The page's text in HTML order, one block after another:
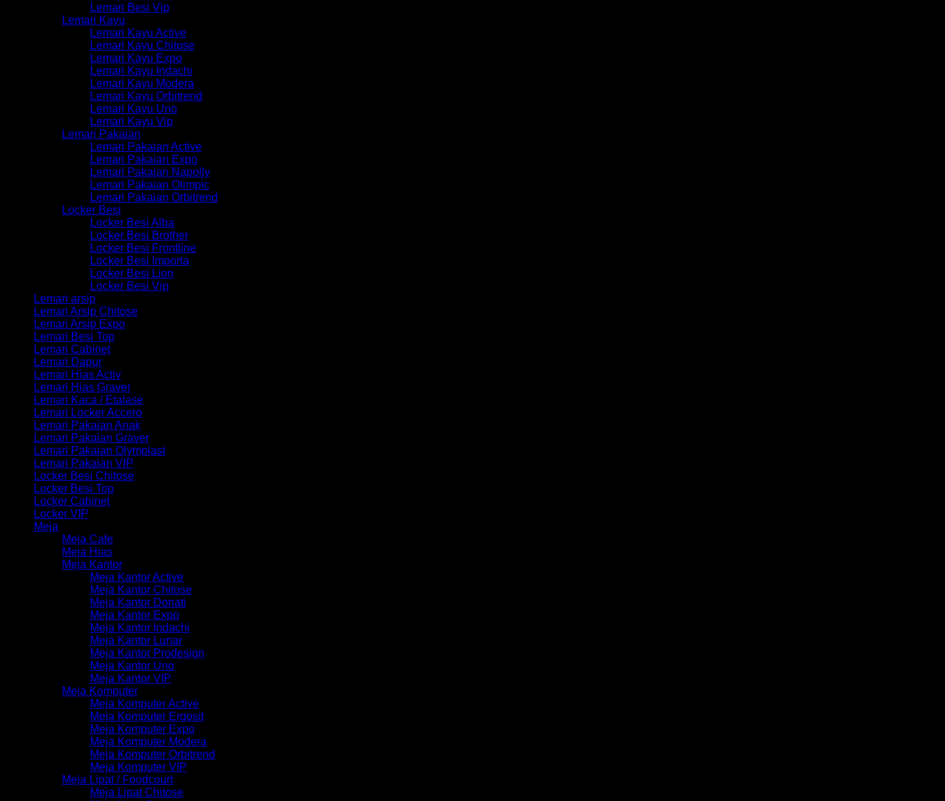
Lemari Besi Vip
Lemari Kayu
Lemari Kayu Active
Lemari Kayu Chitose
Lemari Kayu Expo
Lemari Kayu Indachi
Lemari Kayu Modera
Lemari Kayu Orbitrend
Lemari Kayu Uno
Lemari Kayu Vip
Lemari Pakaian
Lemari Pakaian Active
Lemari Pakaian Expo
Lemari Pakaian Napolly
Lemari Pakaian Olimpic
Lemari Pakaian Orbitrend
Locker Besi
Locker Besi Alba
Locker Besi Brother
Locker Besi Frontline
Locker Besi Importa
Locker Besi Lion
Locker Besi Vip
Lemari arsip
Lemari Arsip Chitose
Lemari Arsip Expo
Lemari Besi Top
Lemari Cabinet
Lemari Dapur
Lemari Hias Activ
Lemari Hias Graver
Lemari Kaca / Etalase
Lemari Locker Accero
Lemari Pakaian Anak
Lemari Pakaian Graver
Lemari Pakaian Olymplast
Lemari Pakaian VIP
Locker Besi Chitose
Locker Besi Top
Locker Cabinet
Locker VIP
Meja
Meja Cafe
Meja Hias
Meja Kantor
Meja Kantor Active
Meja Kantor Chitose
Meja Kantor Donati
Meja Kantor Expo
Meja Kantor Indachi
Meja Kantor Lunar
Meja Kantor Prodesign
Meja Kantor Uno
Meja Kantor VIP
Meja Komputer
Meja Komputer Active
Meja Komputer Ergosit
Meja Komputer Expo
Meja Komputer Modera
Meja Komputer Orbitrend
Meja Komputer VIP
Meja Lipat / Foodcourt
Meja Lipat Chitose